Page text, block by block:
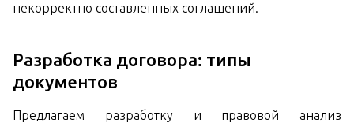
некорректно составленных соглашений.
Разработка договора: типы
документов
Предлагаем разработку и правовой анализ